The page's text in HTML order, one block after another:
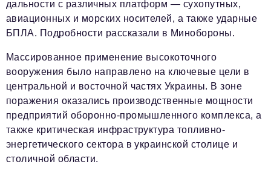
дальности с различных платформ — сухопутных,
авиационных и морских носителей, а также ударные
БПЛА. Подробности рассказали в Минобороны.
Массированное применение высокоточного
вооружения было направлено на ключевые цели в
центральной и восточной частях Украины. В зоне
поражения оказались производственные мощности
предприятий оборонно-промышленного комплекса, а
также критическая инфраструктура топливно-
энергетического сектора в украинской столице и
столичной области.